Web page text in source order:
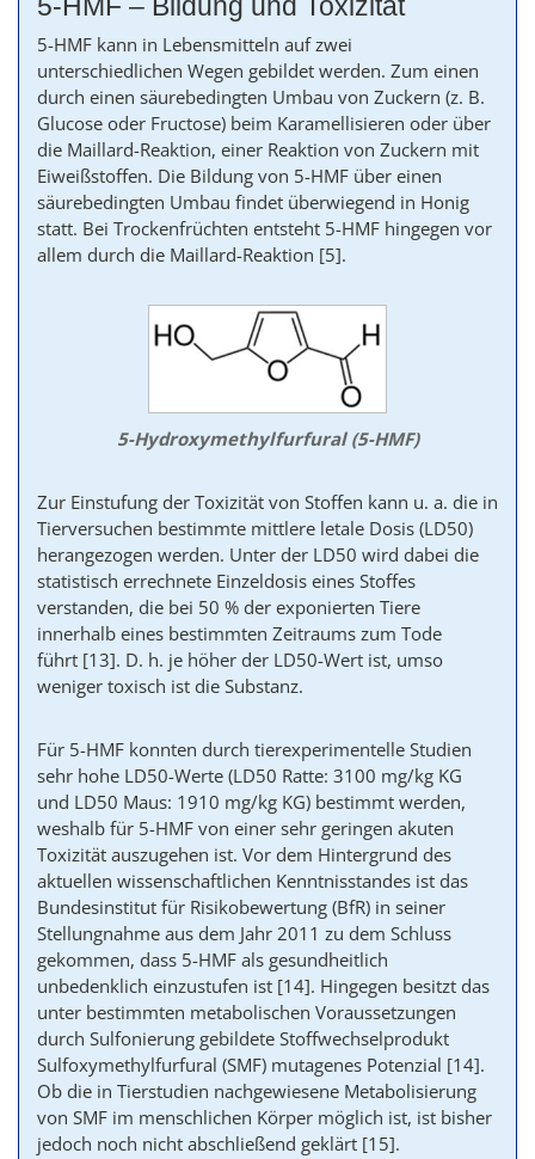
5-HMF – Bildung und Toxizität
5-HMF kann in Lebensmitteln auf zwei
unterschiedlichen Wegen gebildet werden. Zum einen
durch einen säurebedingten Umbau von Zuckern (z. B.
Glucose oder Fructose) beim Karamellisieren oder über
die Maillard-Reaktion, einer Reaktion von Zuckern mit
Eiweißstoffen. Die Bildung von 5-HMF über einen
säurebedingten Umbau findet überwiegend in Honig
statt. Bei Trockenfrüchten entsteht 5-HMF hingegen vor
allem durch die Maillard-Reaktion [5].
5-Hydroxymethylfurfural (5-HMF)
Zur Einstufung der Toxizität von Stoffen kann u. a. die in
Tierversuchen bestimmte mittlere letale Dosis (LD50)
herangezogen werden. Unter der LD50 wird dabei die
statistisch errechnete Einzeldosis eines Stoffes
verstanden, die bei 50 % der exponierten Tiere
innerhalb eines bestimmten Zeitraums zum Tode
führt [13]. D. h. je höher der LD50-Wert ist, umso
weniger toxisch ist die Substanz.
Für 5-HMF konnten durch tierexperimentelle Studien
sehr hohe LD50-Werte (LD50 Ratte: 3100 mg/kg KG
und LD50 Maus: 1910 mg/kg KG) bestimmt werden,
weshalb für 5-HMF von einer sehr geringen akuten
Toxizität auszugehen ist. Vor dem Hintergrund des
aktuellen wissenschaftlichen Kenntnisstandes ist das
Bundesinstitut für Risikobewertung (BfR) in seiner
Stellungnahme aus dem Jahr 2011 zu dem Schluss
gekommen, dass 5-HMF als gesundheitlich
unbedenklich einzustufen ist [14]. Hingegen besitzt das
unter bestimmten metabolischen Voraussetzungen
durch Sulfonierung gebildete Stoffwechselprodukt
Sulfoxymethylfurfural (SMF) mutagenes Potenzial [14].
Ob die in Tierstudien nachgewiesene Metabolisierung
von SMF im menschlichen Körper möglich ist, ist bisher
jedoch noch nicht abschließend geklärt [15].